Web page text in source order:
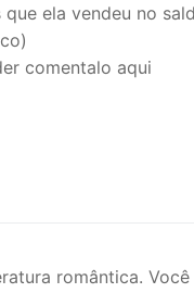
ela vendeu no
comentalo aqui
romântica.